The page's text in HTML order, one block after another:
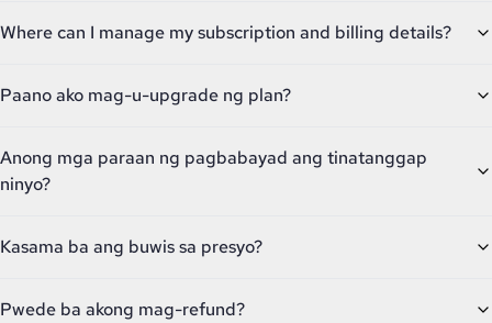
Where can I manage my subscription and billing details?
Paano ako mag-u-upgrade ng plan?
Anong mga paraan ng pagbabayad ang tinatanggap
ninyo?
Kasama ba ang buwis sa presyo?
Pwede ba akong mag-refund?